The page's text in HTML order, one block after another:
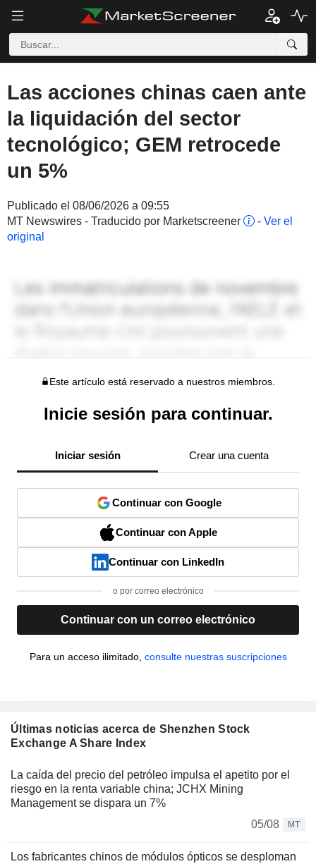
Las acciones chinas caen ante
la liquidación del sector
tecnológico; GEM retrocede
un 5%
Publicado el 08/06/2026 a 09:55
MT Newswires - Traducido por Marketscreener
- Ver el
original
Este artículo está reservado a nuestros miembros.
Inicie sesión para continuar.
Iniciar sesión Crear una cuenta
Continuar con Google
Continuar con Apple
Continuar con LinkedIn
o por correo electrónico
Continuar con un correo electrónico
Para un acceso ilimitado, consulte nuestras suscripciones
Últimas noticias acerca de Shenzhen Stock
Exchange A Share Index
La caída del precio del petróleo impulsa el apetito por el
riesgo en la renta variable china; JCHX Mining
Management se dispara un 7%
05/08
MT
Los fabricantes chinos de módulos ópticos se desploman